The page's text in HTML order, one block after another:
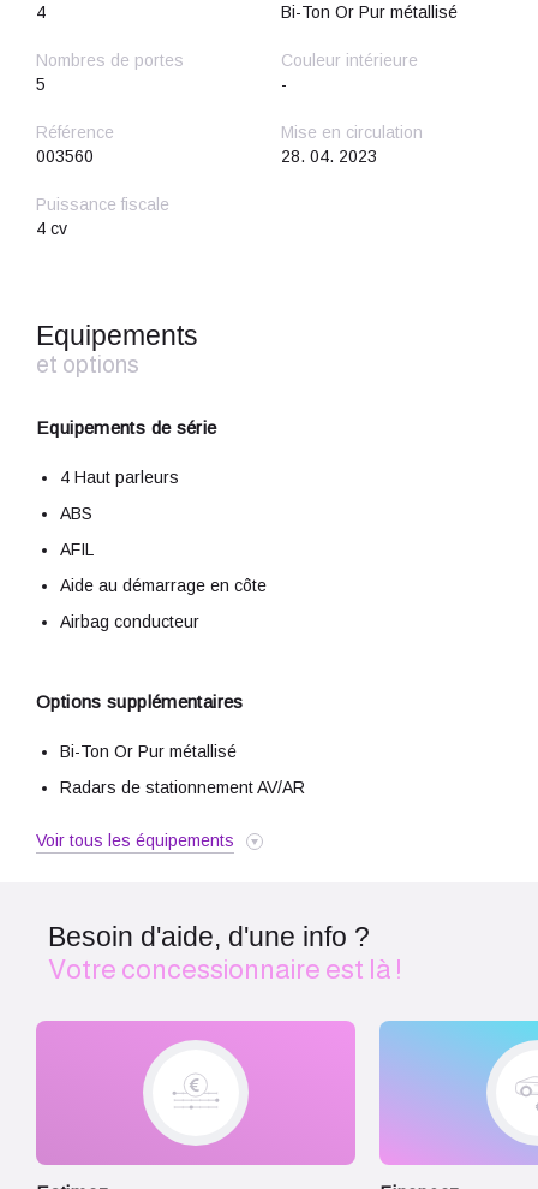
4
Bi-Ton Or Pur métallisé
Nombres de portes
5
Couleur intérieure
-
Référence
003560
Mise en circulation
28. 04. 2023
Puissance fiscale
4 cv
Equipements
et options
Equipements de série
4 Haut parleurs
ABS
AFIL
Aide au démarrage en côte
Airbag conducteur
Airbags latéraux avant
Assistance de maintien de trajectoire
Banquette AR rabattable
Becquet arrière
Caméra de recul
Capote électrique
Capote souple
Capteur de luminosité
Capteur de pluie
Options supplémentaires
Bi-Ton Or Pur métallisé
Radars de stationnement AV/AR
Voir tous les équipements
Besoin d'aide, d'une info ?
Votre concessionnaire est là !